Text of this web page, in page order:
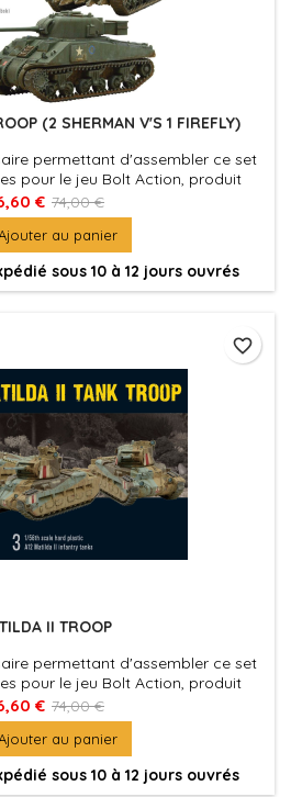
(2 SHERMAN V'S 1 FIREFLY)
permettant d'assembler ce set
pour le jeu Bolt Action, produit
Figurine(s) Véhicule(s) à peindre
à assembler
€ 74,00 €
au panier
sous 10 à 12 jours ouvrés
II TROOP
permettant d'assembler ce set
pour le jeu Bolt Action, produit
Figurine(s) Véhicule(s) à peindre
à assembler
€ 74,00 €
au panier
sous 10 à 12 jours ouvrés
favorite_border